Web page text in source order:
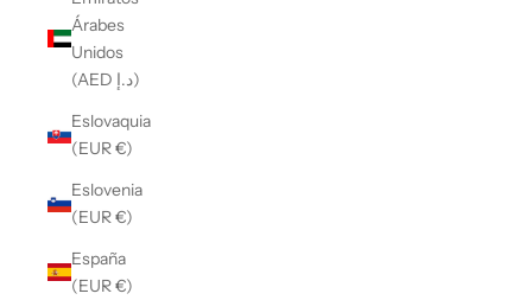
Árabes
Unidos
(AED د.إ)
Eslovaquia
(EUR €)
Eslovenia
(EUR €)
España
(EUR €)